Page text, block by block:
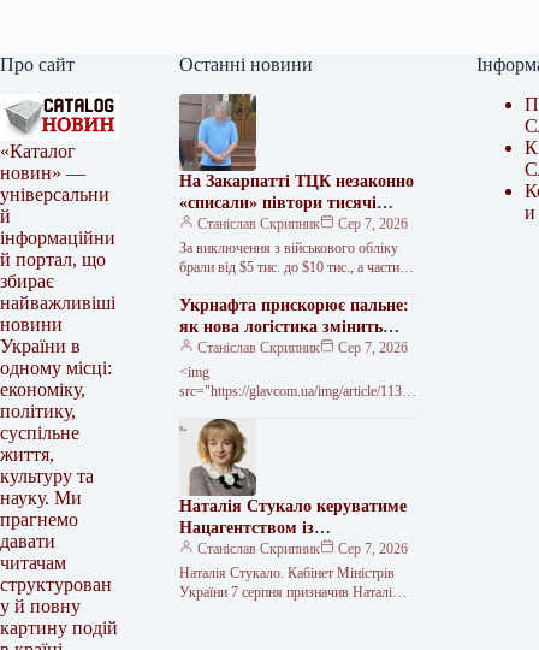
Про сайт
«Каталог
новин» —
універсальни
й
інформаційни
й портал, що
збирає
найважливіші
новини
України в
одному місці:
економіку,
політику,
суспільне
життя,
культуру та
науку. Ми
прагнемо
давати
читачам
структурован
у й повну
картину подій
Останні новини
На Закарпатті ТЦК незаконно
«списали» півтори тисячі
чоловіків
Станіслав Скрипник
Сер 7, 2026
За виключення з військового обліку
брали від $5 тис. до $10 тис., а частину
Закарпатті правоохоронці…
Укрнафта прискорює пальне:
як нова логістика змінить
ситуацію
Станіслав Скрипник
Сер 7, 2026
<img
src="https://glavcom.ua/img/article/11354
width="700" height="467"
alt="«Укрнафта» ухвалила важливе
рішення для оперативнішої доставки
пального" «Укрнафта» планує
придбати 100 паливовозів «Укрнафта»
має намір…
Наталія Стукало керуватиме
Нацагентством із
забезпечення якості вищої
освіти
Станіслав Скрипник
Сер 7, 2026
Наталія Стукало. Кабінет Міністрів
України 7 серпня призначив Наталію
и